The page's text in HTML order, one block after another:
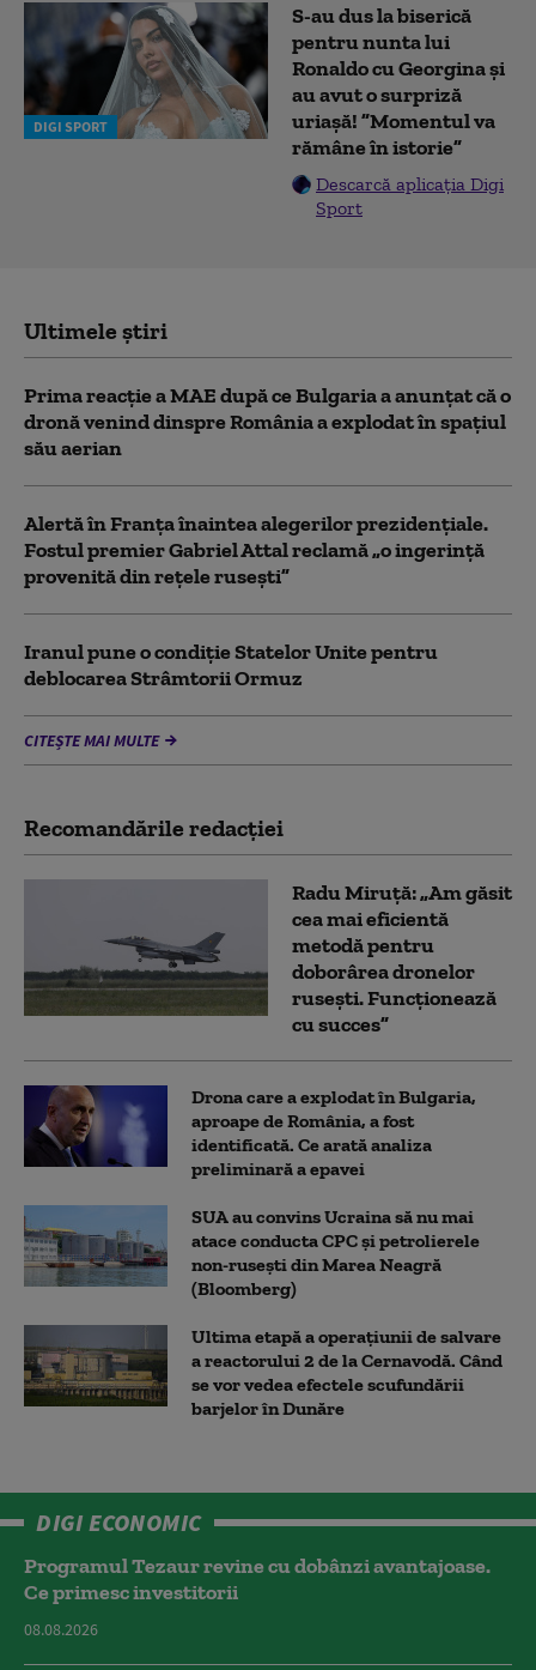
DIGI SPORT
S-au dus la biserică
pentru nunta lui
Ronaldo cu Georgina și
au avut o surpriză
uriașă! ”Momentul va
rămâne în istorie”
Descarcă aplicația Digi
Sport
Ultimele știri
Prima reacție a MAE după ce Bulgaria a anunţat că o
dronă venind dinspre România a explodat în spaţiul
său aerian
Alertă în Franța înaintea alegerilor prezidențiale.
Fostul premier Gabriel Attal reclamă „o ingerință
provenită din rețele rusești”
Iranul pune o condiție Statelor Unite pentru
deblocarea Strâmtorii Ormuz
CITEȘTE MAI MULTE
Recomandările redacţiei
Radu Miruță: „Am găsit
cea mai eficientă
metodă pentru
doborârea dronelor
rusești. Funcționează
cu succes”
Drona care a explodat în Bulgaria,
aproape de România, a fost
identificată. Ce arată analiza
preliminară a epavei
SUA au convins Ucraina să nu mai
atace conducta CPC şi petrolierele
non-ruseşti din Marea Neagră
(Bloomberg)
Ultima etapă a operațiunii de salvare
a reactorului 2 de la Cernavodă. Când
se vor vedea efectele scufundării
barjelor în Dunăre
DIGI ECONOMIC
Programul Tezaur revine cu dobânzi avantajoase.
Ce primesc investitorii
08.08.2026